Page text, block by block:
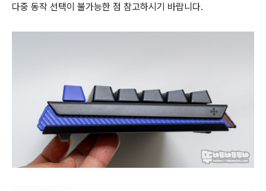
다중 동작 선택이 불가능한 점 참고하시기 바랍니다.